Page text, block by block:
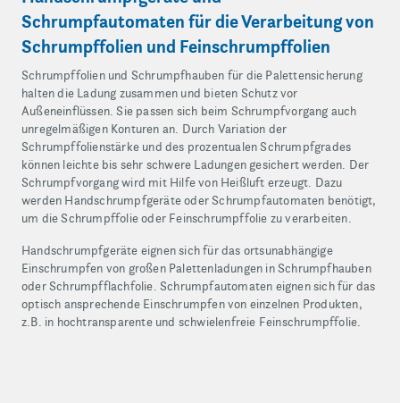
Schrumpfautomaten für die Verarbeitung von
Schrumpffolien und Feinschrumpffolien
Schrumpffolien und Schrumpfhauben für die Palettensicherung
halten die Ladung zusammen und bieten Schutz vor
Außeneinflüssen. Sie passen sich beim Schrumpfvorgang auch
unregelmäßigen Konturen an. Durch Variation der
Schrumpffolienstärke und des prozentualen Schrumpfgrades
können leichte bis sehr schwere Ladungen gesichert werden. Der
Schrumpfvorgang wird mit Hilfe von Heißluft erzeugt. Dazu
werden Handschrumpfgeräte oder Schrumpfautomaten benötigt,
um die Schrumpffolie oder Feinschrumpffolie zu verarbeiten.
Handschrumpfgeräte eignen sich für das ortsunabhängige
Einschrumpfen von großen Palettenladungen in Schrumpfhauben
oder Schrumpfflachfolie. Schrumpfautomaten eignen sich für das
optisch ansprechende Einschrumpfen von einzelnen Produkten,
z.B. in hochtransparente und schwielenfreie Feinschrumpffolie.